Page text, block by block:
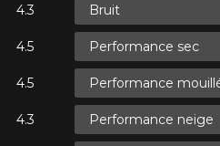
Bruit
Performance sec
Performance
Performance neige